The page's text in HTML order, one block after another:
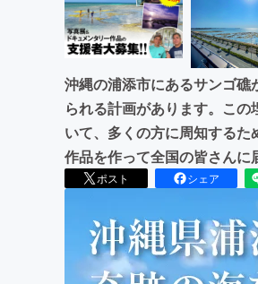
沖縄の浦添市にあるサンゴ
られる計画があります。こ
いて、多くの方に周知する
作品を作って全国の皆さんに
ポスト シェア